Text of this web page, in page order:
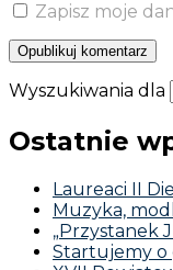
Zapisz moje
Wyszukiwania dla
Ostatnie
Laureaci II
Muzyka,
„Przystanek
Startujemy o